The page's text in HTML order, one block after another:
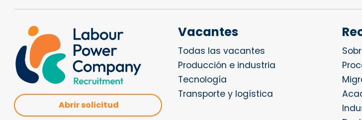
Abrir solicitud
Vacantes
Todas las vacantes
Producción e industria
Tecnología
Transporte y logística